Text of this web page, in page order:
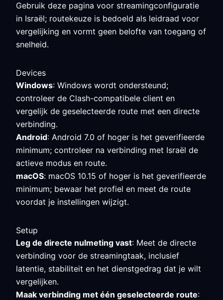
Gebruik deze pagina voor streamingconfiguratie
in Israël; routekeuze is bedoeld als leidraad voor
vergelijking en vormt geen belofte van toegang of
snelheid.
Devices
Windows: Windows wordt ondersteund;
controleer de Clash-compatibele client en
vergelijk de geselecteerde route met een directe
verbinding.
Android: Android 7.0 of hoger is het geverifieerde
minimum; controleer na verbinding met Israël de
actieve modus en route.
macOS: macOS 10.15 of hoger is het geverifieerde
minimum; bewaar het profiel en meet de route
voordat je instellingen wijzigt.
Setup
Leg de directe nulmeting vast: Meet de directe
verbinding voor de streamingtaak, inclusief
latentie, stabiliteit en het dienstgedrag dat je wilt
vergelijken.
Maak verbinding met één geselecteerde route: